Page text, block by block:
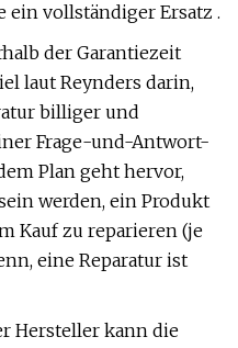
ein vollständiger Ersatz .
der Garantiezeit
laut Reynders darin,
billiger und
Frage-und-Antwort-
Plan geht hervor,
werden, ein Produkt
Kauf zu reparieren (je
eine Reparatur ist
Hersteller kann die